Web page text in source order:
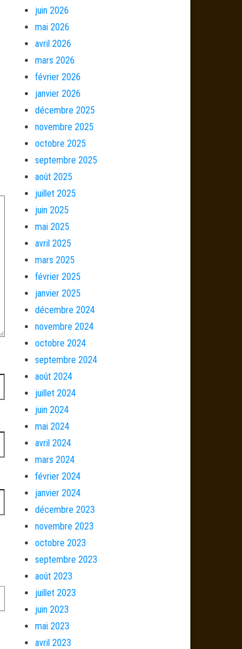
juin 2026
mai 2026
avril 2026
mars 2026
février 2026
janvier 2026
décembre 2025
novembre 2025
octobre 2025
septembre 2025
août 2025
juillet 2025
juin 2025
mai 2025
avril 2025
mars 2025
février 2025
janvier 2025
décembre 2024
novembre 2024
octobre 2024
septembre 2024
août 2024
juillet 2024
juin 2024
mai 2024
avril 2024
mars 2024
février 2024
janvier 2024
décembre 2023
novembre 2023
octobre 2023
septembre 2023
août 2023
juillet 2023
juin 2023
mai 2023
avril 2023